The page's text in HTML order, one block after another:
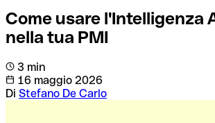
Come usare l'Intelligenza
nella tua PMI
3 min
16 maggio 2026
Di Stefano De Carlo